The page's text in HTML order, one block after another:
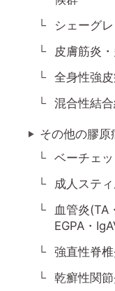
シェーグ
皮膚筋炎
全身性強
混合性結
その他の膠原
ベーチェ
成人ステ
血管炎(TA
EGPA・
強直性脊
乾癬性関